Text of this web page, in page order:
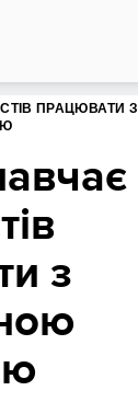
ПРАЦЮВАТИ З
з